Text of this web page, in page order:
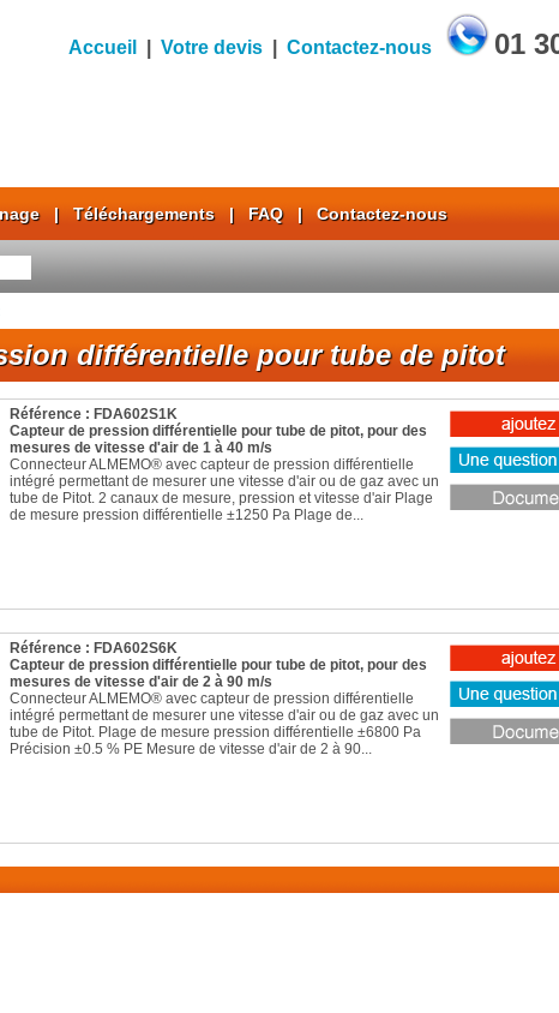
Accueil Votre devis Contactez-nous 01
| Téléchargements| FAQ| Contactez-nous
différentielle pour tube de pitot
Référence : FDA602S1K
Capteur de pression différentielle pour tube de pitot, pour des
mesures de vitesse d'air de 1 à 40 m/s
Connecteur ALMEMO® avec capteur de pression différentielle
intégré permettant de mesurer une vitesse d'air ou de gaz avec un
tube de Pitot. 2 canaux de mesure, pression et vitesse d'air Plage
de mesure pression différentielle ±1250 Pa Plage de...
Référence : FDA602S6K
Capteur de pression différentielle pour tube de pitot, pour des
mesures de vitesse d'air de 2 à 90 m/s
Connecteur ALMEMO® avec capteur de pression différentielle
intégré permettant de mesurer une vitesse d'air ou de gaz avec un
tube de Pitot. Plage de mesure pression différentielle ±6800 Pa
Précision ±0.5 % PE Mesure de vitesse d'air de 2 à 90...